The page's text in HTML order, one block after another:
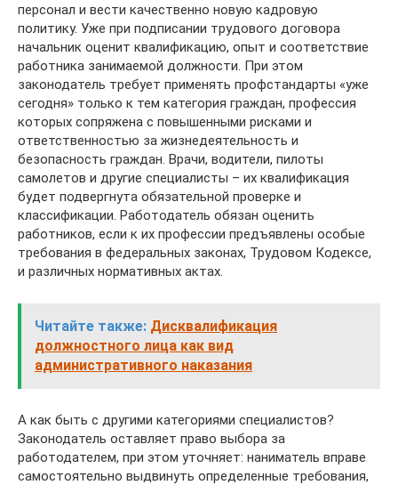
персонал и вести качественно новую кадровую
политику. Уже при подписании трудового договора
начальник оценит квалификацию, опыт и соответствие
работника занимаемой должности. При этом
законодатель требует применять профстандарты «уже
сегодня» только к тем категория граждан, профессия
которых сопряжена с повышенными рисками и
ответственностью за жизнедеятельность и
безопасность граждан. Врачи, водители, пилоты
самолетов и другие специалисты – их квалификация
будет подвергнута обязательной проверке и
классификации. Работодатель обязан оценить
работников, если к их профессии предъявлены особые
требования в федеральных законах, Трудовом Кодексе,
и различных нормативных актах.
Читайте также: Дисквалификация
должностного лица как вид
административного наказания
А как быть с другими категориями специалистов?
Законодатель оставляет право выбора за
работодателем, при этом уточняет: наниматель вправе
самостоятельно выдвинуть определенные требования,